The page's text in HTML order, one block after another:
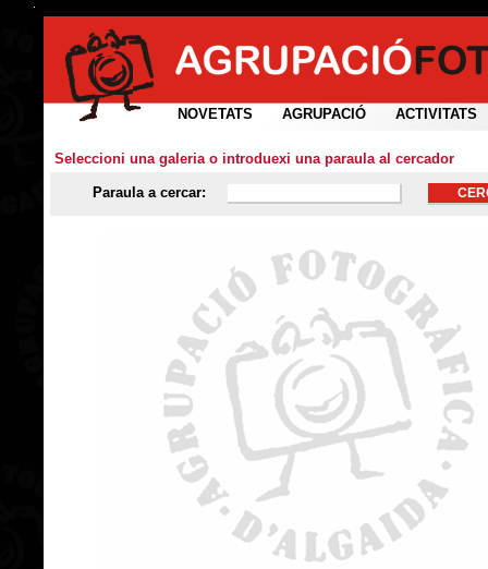
Seleccioni una galeria o introduexi una paraula al cercador
Paraula a cercar:
NOVETATS AGRUPACIÓ ACTIVITATS